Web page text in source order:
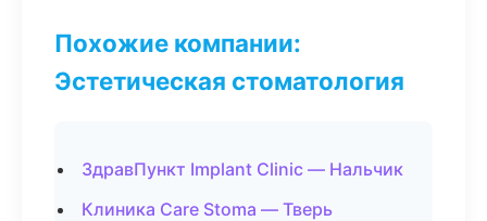
Похожие компании:
Эстетическая стоматология
ЗдравПункт Implant Clinic — Нальчик
Клиника Care Stoma — Тверь